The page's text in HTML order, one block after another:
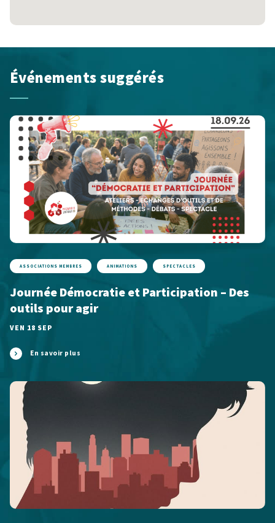
Événements suggérés
ASSOCIATIONS MEMBRES ANIMATIONS SPECTACLES
Journée Démocratie et Participation – Des
outils pour agir
VEN 18 SEP
En savoir plus